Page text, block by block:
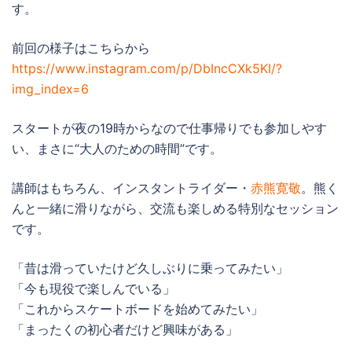
す。
前回の様子はこちらから
https://www.instagram.com/p/DbIncCXk5KI/?
img_index=6
スタートが夜の19時からなので仕事帰りでも参加しやす
い、まさに“大人のための時間”です。
講師はもちろん、インスタントライダー・ 赤熊寛敬。熊く
んと一緒に滑りながら、交流も楽しめる特別なセッション
です。
「昔は滑っていたけど久しぶりに乗ってみたい」
「今も現役で楽しんでいる」
「これからスケートボードを始めてみたい」
「まったくの初心者だけど興味がある」